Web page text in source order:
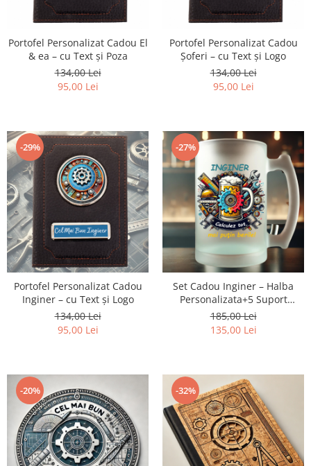
Cadouri Fiu/Fiică
Cadouri Bunici
Cadouri Pisici/Câini
Cadouri Apicultori
Cadouri Avocati/Juristi
Cadouri Columbofili
Cadouri Doctori/Asistente
Cadouri Farmacisti
Cadouri Fotbalisti
Cadouri Ingineri
Cadouri Motociclisti
Cadouri Pescar
Cadouri Politisti
Cadouri Stomatologi
Cadouri Stylisti
Cadouri Tractoristi
Cadouri Vanatori/Padurari
Portofel Personalizat Cadou El
& ea – cu Text și Poza
134,00 Lei
95,00 Lei
Portofel Personalizat Cadou
Șoferi – cu Text și Logo
134,00 Lei
95,00 Lei
-29%
Portofel Personalizat Cadou
Inginer – cu Text și Logo
134,00 Lei
95,00 Lei
-27%
Set Cadou Inginer – Halba
Personalizata+5 Suport
Halba+Desfacator Bere+Breloc
185,00 Lei
135,00 Lei
-20% -32%